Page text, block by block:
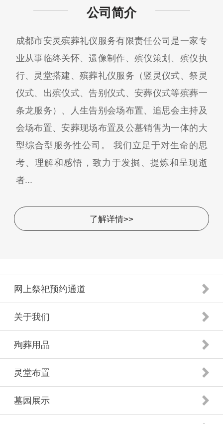
公司简介
成都市安灵殡葬礼仪服务有限责任公司是一家专
业从事临终关怀、遗像制作、殡仪策划、殡仪执
行、灵堂搭建、殡葬礼仪服务（竖灵仪式、祭灵
仪式、出殡仪式、告别仪式、安葬仪式等殡葬一
条龙服务）、人生告别会场布置、追思会主持及
会场布置、安葬现场布置及公墓销售为一体的大
型综合型服务性公司。 我们立足于对生命的思
考、理解和感悟，致力于发掘、提炼和呈现逝
者...
了解详情>>
网上祭祀预约通道
关于我们
殉葬用品
灵堂布置
墓园展示